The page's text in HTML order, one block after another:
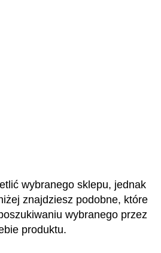
wybranego sklepu, jednak
znajdziesz podobne, które
wybranego przez
produktu.